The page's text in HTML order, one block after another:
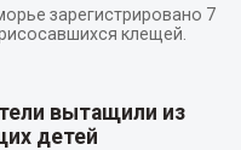
зарегистрировано 7
клещей.
вытащили из
детей